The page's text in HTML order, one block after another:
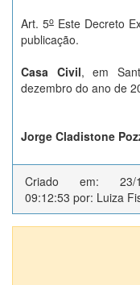
Art. 5oEste Decreto
publicação.
Casa Civil, em
dezembro do ano de
Jorge Cladistone
Criado em: 23/
09:12:53 por: Luiza